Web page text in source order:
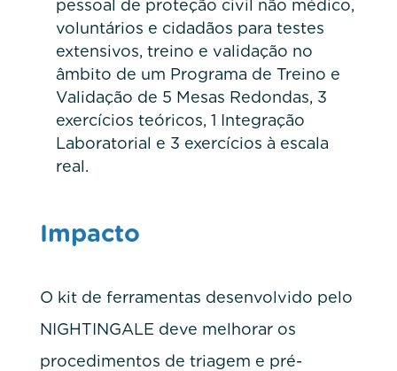
pessoal de proteção civil não médico,
voluntários e cidadãos para testes
extensivos, treino e validação no
âmbito de um Programa de Treino e
Validação de 5 Mesas Redondas, 3
exercícios teóricos, 1 Integração
Laboratorial e 3 exercícios à escala
real.
Impacto
O kit de ferramentas desenvolvido pelo
NIGHTINGALE deve melhorar os
procedimentos de triagem e pré-